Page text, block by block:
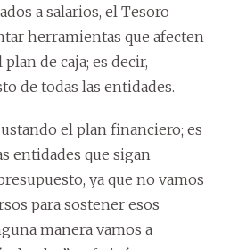
a salarios, el Tesoro
herramientas que afecten
de caja; es decir,
de todas las entidades.
el plan financiero; es
entidades que sigan
ya que no vamos
para sostener esos
manera vamos a